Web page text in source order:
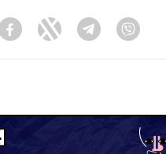
FacebookTwitter Telegram